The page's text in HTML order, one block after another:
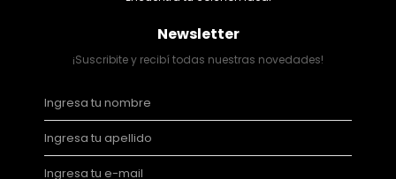
Newsletter
¡Suscribite y recibí todas nuestras novedades!